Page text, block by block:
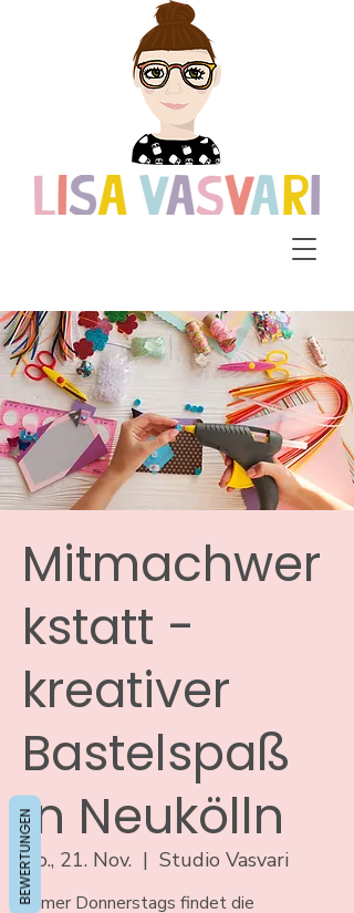
Mitmachwer
kstatt -
kreativer
Bastelspaß
in Neukölln
Do., 21. Nov.
  |
Studio Vasvari
Immer Donnerstags findet die
BEWERTUNGEN